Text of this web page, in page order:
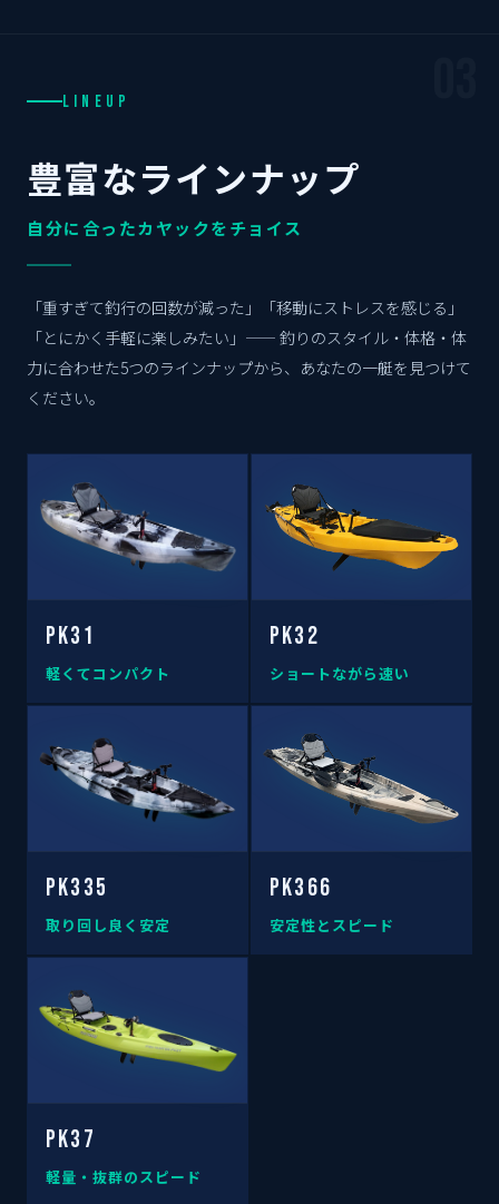
LINEUP
豊富なラインナップ
自分に合ったカヤックをチョイス
「重すぎて釣行の回数が減った」「移動にストレスを感じる」
「とにかく手軽に楽しみたい」—— 釣りのスタイル・体格・体
力に合わせた5つのラインナップから、あなたの一艇を見つけて
ください。
PK31
軽くてコンパクト
PK32
ショートながら速い
PK335
取り回し良く安定
PK366
安定性とスピード
PK37
軽量・抜群のスピード